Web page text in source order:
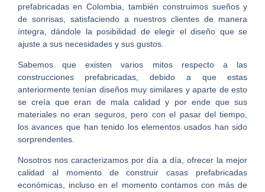
prefabricadas en Colombia, también construimos sueños y
de sonrisas, satisfaciendo a nuestros clientes de manera
íntegra, dándole la posibilidad de elegir el diseño que se
ajuste a sus necesidades y sus gustos.
Sabemos que existen varios mitos respecto a las
construcciones prefabricadas, debido a que estas
anteriormente tenían diseños muy similares y aparte de esto
se creía que eran de mala calidad y por ende que sus
materiales no eran seguros, pero con el pasar del tiempo,
los avances que han tenido los elementos usados han sido
sorprendentes.
Nosotros nos caracterizamos por día a día, ofrecer la mejor
calidad al momento de construir casas prefabricadas
económicas, incluso en el momento contamos con más de